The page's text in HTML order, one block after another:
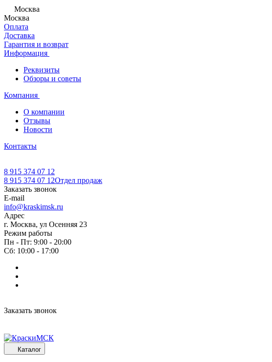
Москва
Москва
Оплата
Доставка
Гарантия и возврат
Информация
Реквизиты
Обзоры и советы
Компания
О компании
Отзывы
Новости
Контакты
8 915 374 07 12
8 915 374 07 12Отдел продаж
Заказать звонок
E-mail
info@kraskimsk.ru
Адрес
г. Москва, ул Осенняя 23
Режим работы
Пн - Пт: 9:00 - 20:00
Сб: 10:00 - 17:00
Заказать звонок
Каталог